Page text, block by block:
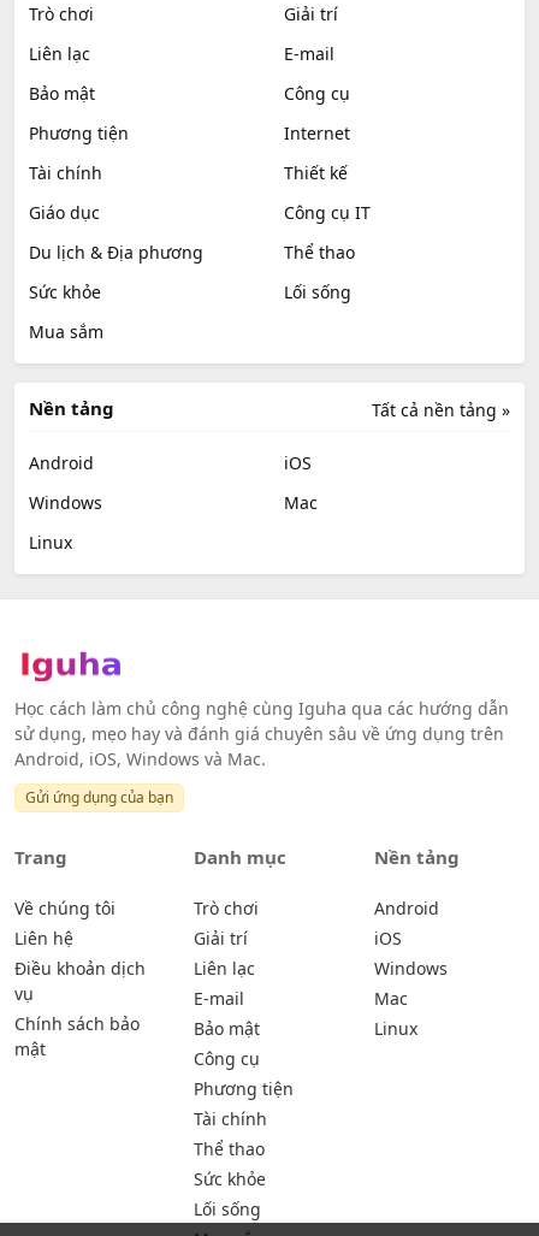
Trò chơi
Giải trí
Liên lạc
E-mail
Bảo mật
Công cụ
Phương tiện
Internet
Tài chính
Thiết kế
Giáo dục
Công cụ IT
Du lịch & Địa phương
Thể thao
Sức khỏe
Lối sống
Mua sắm
Tất cả nền tảng »
Nền tảng
Android
iOS
Windows
Mac
Linux
Học cách làm chủ công nghệ cùng Iguha qua các hướng dẫn
sử dụng, mẹo hay và đánh giá chuyên sâu về ứng dụng trên
Android, iOS, Windows và Mac.
Gửi ứng dụng của bạn
Trang
Về chúng tôi
Liên hệ
Điều khoản dịch
vụ
Chính sách bảo
mật
Danh mục
Trò chơi
Giải trí
Liên lạc
E-mail
Bảo mật
Công cụ
Phương tiện
Tài chính
Thể thao
Sức khỏe
Lối sống
Nền tảng
Android
iOS
Windows
Mac
Linux